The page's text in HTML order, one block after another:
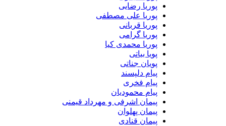
پوریا رضایی
پوریا علی مصطفی
پوریا قربانی
پوریا گرامی
پوریا محمدی کیا
پویا بیاتی
پویان جناتی
پیام دلپسند
پیام فخری
پیام محمودیان
پیمان اشرفی و مهرداد قیمنی
پیمان پهلوان
پیمان قنادی